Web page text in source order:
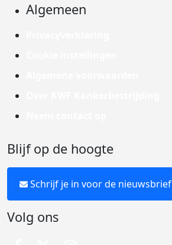
Algemeen
Blijf op de hoogte
Schrijf je in voor de nieuwsbrief
Volg ons